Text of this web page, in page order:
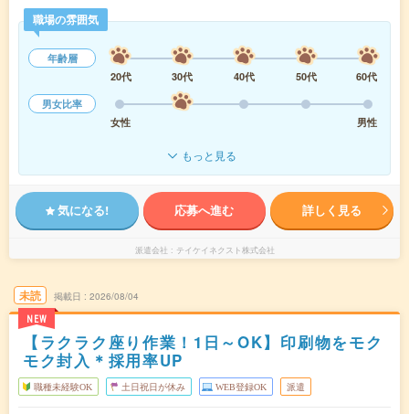
職場の雰囲気
年齢層
20代
30代 40代 50代
60代
男女比率
女性
男性
もっと見る
気になる! 応募へ進む 詳しく見る
派遣会社 テイケイネクスト株式会社
未読
NEW
掲載日 2026/08/04
【ラクラク座り作業！1日～OK】印刷物をモク
モク封入＊採用率UP
職種未経験OK 土日祝日が休み WEB登録OK 派遣